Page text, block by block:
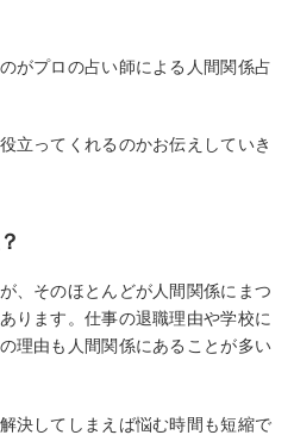
がプロの占い師による人間関係占
立ってくれるのかお伝えしていき
、そのほとんどが人間関係にまつ
ります。仕事の退職理由や学校に
理由も人間関係にあることが多い
決してしまえば悩む時間も短縮で